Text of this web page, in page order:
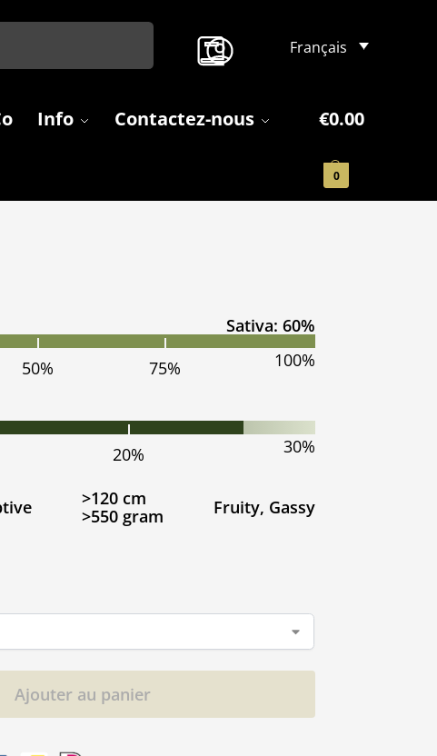
Français
Info Contactez-nous €0.00
0
Sativa: 60%
50% 75% 100%
20% 30%
>120 cm
>550 gram
Fruity, Gassy
Ajouter au panier